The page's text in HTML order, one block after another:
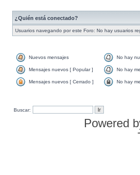
¿Quién está conectado?
Usuarios navegando por este Foro: No hay usuarios
Nuevos mensajes No hay
Mensajes nuevos [ Popular ] No hay
Mensajes nuevos [ Cerrado ] No hay
Buscar:
Powered